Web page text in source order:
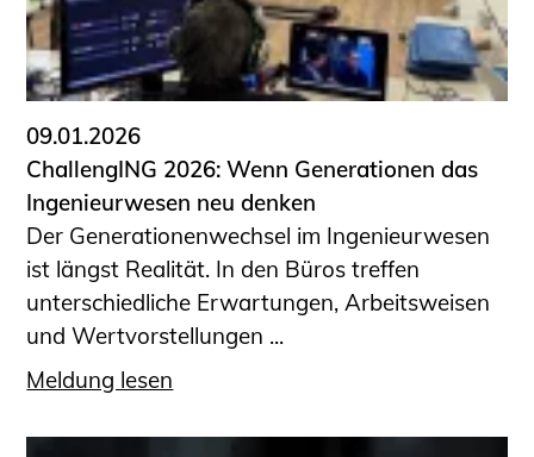
09.01.2026
ChallengING 2026: Wenn Generationen das
Ingenieurwesen neu denken
Der Generationenwechsel im Ingenieurwesen
ist längst Realität. In den Büros treffen
unterschiedliche Erwartungen, Arbeitsweisen
und Wertvorstellungen ...
Meldung lesen